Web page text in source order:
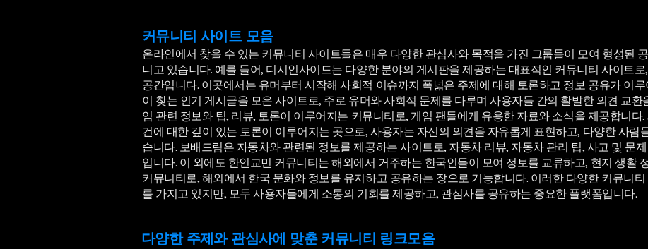
커뮤니티 사이트 모음
온라인에서 찾을 수 있는 커뮤니티 사이트들은 매우 다양한 관심사와 목적을 가진 그룹들이 모여 형성된
니고 있습니다. 예를 들어, 디시인사이드는 다양한 분야의 게시판을 제공하는 대표적인 커뮤니티 사이트
공간입니다. 이곳에서는 유머부터 시작해 사회적 이슈까지 폭넓은 주제에 대해 토론하고 정보 공유가 이
이 찾는 인기 게시글을 모은 사이트로, 주로 유머와 사회적 문제를 다루며 사용자들 간의 활발한 의견 교환
임 관련 정보와 팁, 리뷰, 토론이 이루어지는 커뮤니티로, 게임 팬들에게 유용한 자료와 소식을 제공합니
건에 대한 깊이 있는 토론이 이루어지는 곳으로, 사용자는 자신의 의견을 자유롭게 표현하고, 다양한 사람
습니다. 보배드림은 자동차와 관련된 정보를 제공하는 사이트로, 자동차 리뷰, 자동차 관리 팁, 사고 및 문
입니다. 이 외에도 한인교민 커뮤니티는 해외에서 거주하는 한국인들이 모여 정보를 교류하고, 현지 생활
커뮤니티로, 해외에서 한국 문화와 정보를 유지하고 공유하는 장으로 기능합니다. 이러한 다양한 커뮤니
를 가지고 있지만, 모두 사용자들에게 소통의 기회를 제공하고, 관심사를 공유하는 중요한 플랫폼입니다.
다양한 주제와 관심사에 맞춘 커뮤니티 링크모음